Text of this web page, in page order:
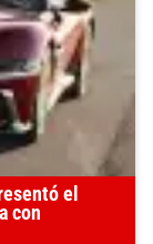
el
con